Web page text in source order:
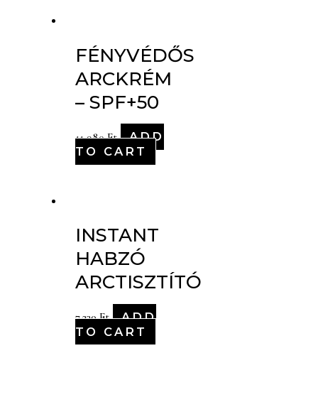
FÉNYVÉDŐS
ARCKRÉM
– SPF+50
11,980Ft
ADD
TO CART
INSTANT
HABZÓ
ARCTISZTÍTÓ
7,230Ft
ADD
TO CART